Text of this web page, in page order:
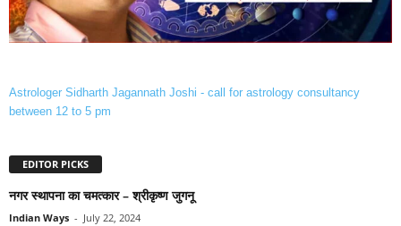
Astrologer Sidharth Jagannath Joshi - call for astrology consultancy
between 12 to 5 pm
EDITOR PICKS
नगर स्थापना का चमत्कार – श्रीकृष्‍ण जुगनू
Indian Ways - July 22, 2024